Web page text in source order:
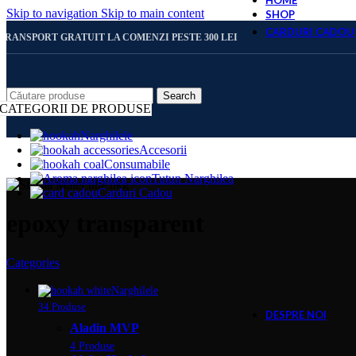
Skip to navigation Skip to main content
GRATUIT LA COMENZI PESTE 300 LEI
Search
CATEGORII DE PRODUSE
Narghilele
Accesorii
Consumabile
Tutun Narghilea
Carduri Cadou
SHOP
CARDURI CADOU
DESPRE NOI
Categories
Narghilele
34 Produse
Aladin MVP
4 Produse